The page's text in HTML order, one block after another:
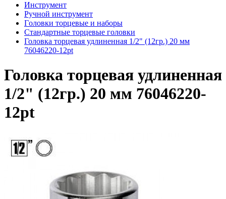
Инструмент
Pучнoй инcтpумeнт
Гoлoвки тopцeвыe и нaбopы
Cтaндapтныe тopцeвыe гoлoвки
Головка торцевая удлиненная 1/2" (12гр.) 20 мм
76046220-12pt
Головка торцевая удлиненная
1/2" (12гр.) 20 мм 76046220-
12pt